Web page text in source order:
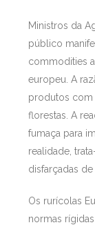
Ministros da
público
commodities
europeu. A
produtos com
florestas. A
fumaça para
realidade,
disfarçadas
Os rurícolas
normas